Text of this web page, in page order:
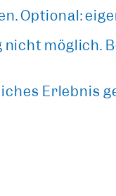
Optional:
möglich.
Erlebnis